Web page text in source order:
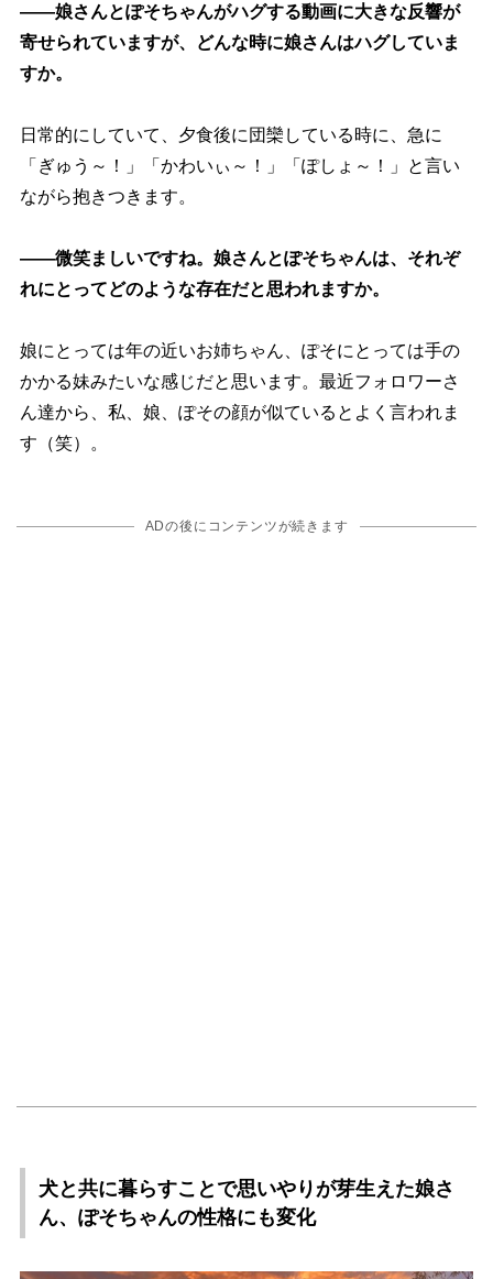
――娘さんとぽそちゃんがハグする動画に大きな反響が
寄せられていますが、どんな時に娘さんはハグしていま
すか。
日常的にしていて、夕食後に団欒している時に、急に
「ぎゅう～！」「かわいぃ～！」「ぽしょ～！」と言い
ながら抱きつきます。
――微笑ましいですね。娘さんとぽそちゃんは、それぞ
れにとってどのような存在だと思われますか。
娘にとっては年の近いお姉ちゃん、ぽそにとっては手の
かかる妹みたいな感じだと思います。最近フォロワーさ
ん達から、私、娘、ぽその顔が似ているとよく言われま
す（笑）。
ADの後にコンテンツが続きます
犬と共に暮らすことで思いやりが芽生えた娘さ
ん、ぽそちゃんの性格にも変化